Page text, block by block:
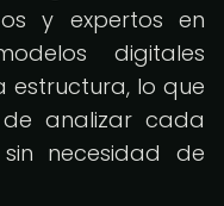
y expertos en
digitales
estructura, lo que
analizar cada
necesidad de